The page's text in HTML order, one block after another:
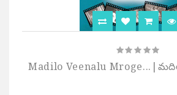
Madilo Veenalu